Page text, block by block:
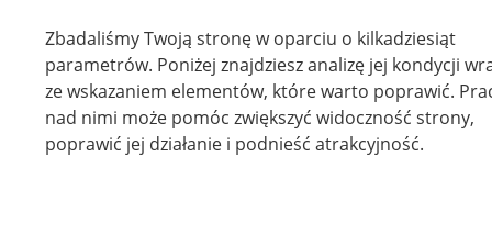
Zbadaliśmy Twoją stronę w oparciu o kilkadziesiąt
parametrów. Poniżej znajdziesz analizę jej kondycji
ze wskazaniem elementów, które warto poprawić.
nad nimi może pomóc zwiększyć widoczność strony,
poprawić jej działanie i podnieść atrakcyjność.